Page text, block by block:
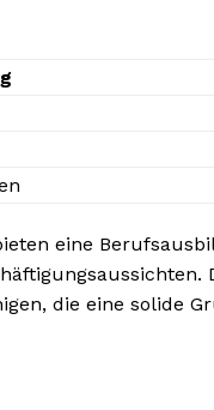
eine
die eine solide